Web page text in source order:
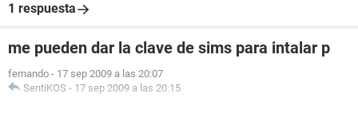
1 respuesta
me pueden dar la clave de sims para intalar p
fernando - 17 sep 2009 a las 20:07
SentiKOS - 17 sep 2009 a las 20:15